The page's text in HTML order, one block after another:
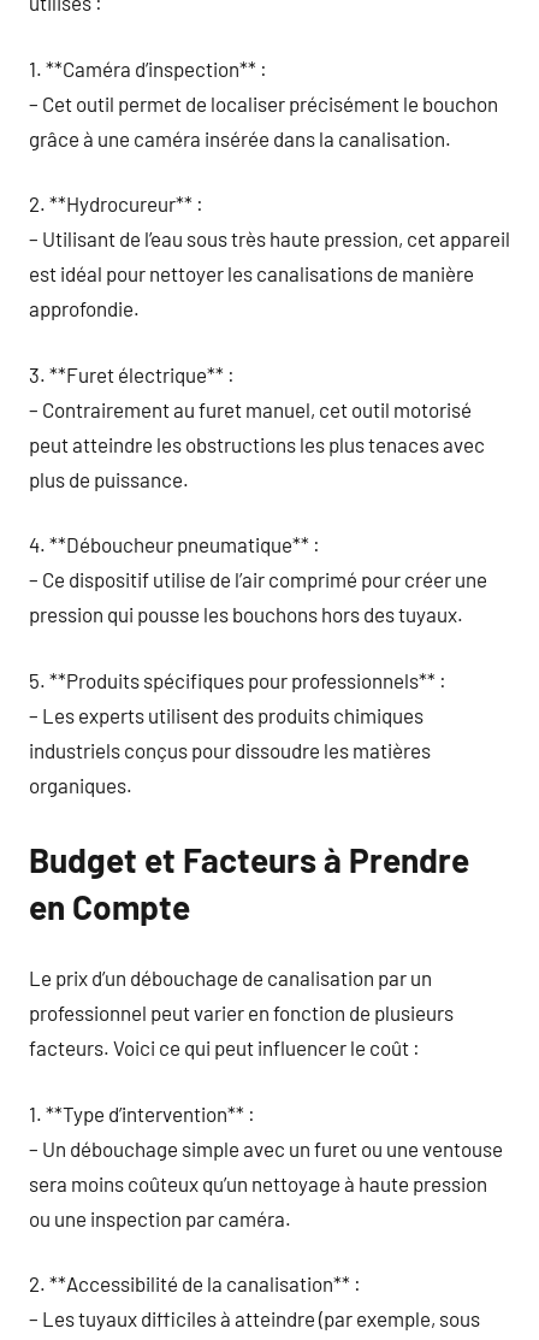
1. **Caméra d’inspection** :
– Cet outil permet de localiser précisément le bouchon
grâce à une caméra insérée dans la canalisation.
2. **Hydrocureur** :
– Utilisant de l’eau sous très haute pression, cet appareil
est idéal pour nettoyer les canalisations de manière
approfondie.
3. **Furet électrique** :
– Contrairement au furet manuel, cet outil motorisé
peut atteindre les obstructions les plus tenaces avec
plus de puissance.
4. **Déboucheur pneumatique** :
– Ce dispositif utilise de l’air comprimé pour créer une
pression qui pousse les bouchons hors des tuyaux.
5. **Produits spécifiques pour professionnels** :
– Les experts utilisent des produits chimiques
industriels conçus pour dissoudre les matières
organiques.
Budget et Facteurs à Prendre
en Compte
Le prix d’un débouchage de canalisation par un
professionnel peut varier en fonction de plusieurs
facteurs. Voici ce qui peut influencer le coût :
1. **Type d’intervention** :
– Un débouchage simple avec un furet ou une ventouse
sera moins coûteux qu’un nettoyage à haute pression
ou une inspection par caméra.
2. **Accessibilité de la canalisation** :
– Les tuyaux difficiles à atteindre (par exemple, sous